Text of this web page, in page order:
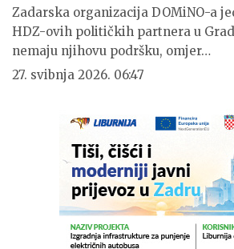
Zadarska organizacija DOMiNO-a
HDZ-ovih političkih partnera u
nemaju njihovu podršku, omjer…
27. svibnja 2026. 06:47